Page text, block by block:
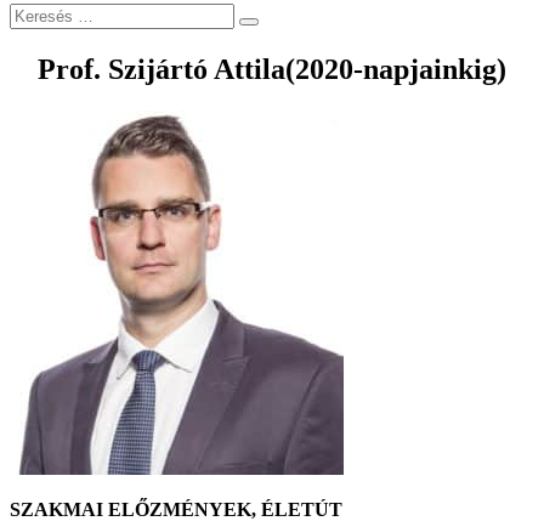
Keresés
Prof. Szijártó Attila(2020-napjainkig)
SZAKMAI ELŐZMÉNYEK, ÉLETÚT